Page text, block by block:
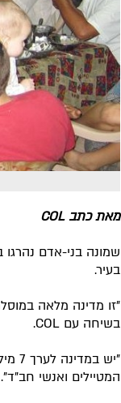
מאת כתב COL
שמונה בני-אדם
בעיר.
"זו מדינה מלאה
בשיחה עם COL.
המטיילים ואנשי חב"ד".